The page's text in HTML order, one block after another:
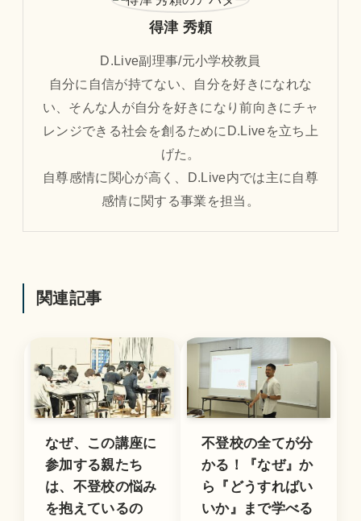
得津 秀頼
D.Live副理事/元小学校教員
自分に自信が持てない、自分を好きになれな
い、そんな人が自分を好きになり前向きにチャ
レンジできる社会を創るためにD.Liveを立ち上
げた。
自尊感情に関心が高く、D.Live内では主に自尊
感情に関する事業を担当。
関連記事
なぜ、この講座に
参加する親たち
は、不登校の悩み
を抱えているの
不登校の全てが分
かる！『なぜ』か
ら『どうすればい
いか』まで学べる